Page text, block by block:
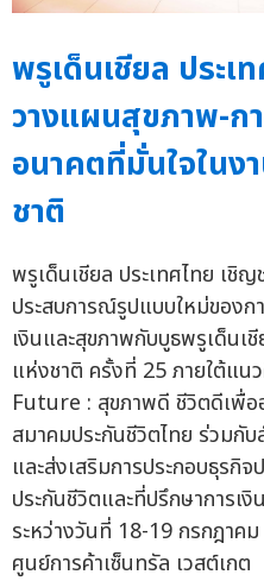
พรูเด็นเชียล ประเ
วางแผนสุขภาพ-ก
อนาคตที่มั่นใจในง
ชาติ
พรูเด็นเชียล ประเทศไทย เชิญ
ประสบการณ์รูปแบบใหม่ของ
เงินและสุขภาพกับบูธพรูเด็นเ
แห่งชาติ ครั้งที่ 25 ภายใต้แ
Future : สุขภาพดี ชีวิตดีเพื่
สมาคมประกันชีวิตไทย ร่วมกั
และส่งเสริมการประกอบธุรกิ
ประกันชีวิตและที่ปรึกษาการเ
ระหว่างวันที่ 18-19 กรกฎาค
ศูนย์การค้าเซ็นทรัล เวสต์เกต